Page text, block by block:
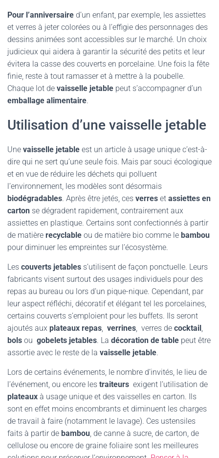
Pour l’anniversaire d’un enfant, par exemple, les assiettes
et verres à jeter colorées ou à l’effigie des personnages des
dessins animées sont accessibles sur le marché. Un choix
judicieux qui aidera à garantir la sécurité des petits et leur
évitera la casse des couverts en porcelaine. Une fois la fête
finie, reste à tout ramasser et à mettre à la poubelle.
Chaque lot de vaisselle jetable peut s’accompagner d’un
emballage alimentaire.
Utilisation d’une vaisselle jetable
Une vaisselle jetable est un article à usage unique c’est-à-
dire qui ne sert qu’une seule fois. Mais par souci écologique
et en vue de réduire les déchets qui polluent
l’environnement, les modèles sont désormais
biodégradables. Après être jetés, ces verres et assiettes en
carton se dégradent rapidement, contrairement aux
assiettes en plastique. Certains sont confectionnés à partir
de matière recyclable ou de matière bio comme le bambou
pour diminuer les empreintes sur l’écosystème.
Les couverts jetables s’utilisent de façon ponctuelle. Leurs
fabricants visent surtout des usages individuels pour des
repas au bureau ou lors d’un pique-nique. Cependant, par
leur aspect réfléchi, décoratif et élégant tel les porcelaines,
certains couverts s’emploient pour les buffets. Ils seront
ajoutés aux plateaux repas, verrines, verres de cocktail,
bols ou gobelets jetables. La décoration de table peut être
assortie avec le reste de la vaisselle jetable.
Lors de certains événements, le nombre d’invités, le lieu de
l’événement, ou encore les traiteurs exigent l’utilisation de
plateaux à usage unique et des vaisselles en carton. Ils
sont en effet moins encombrants et diminuent les charges
de travail à faire (notamment le lavage). Ces ustensiles
faits à partir de bambou, de canne à sucre, de carton, de
cellulose ou encore de graine foliaire sont les meilleures